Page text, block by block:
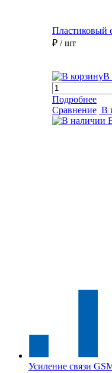
Пластиковый
₽ / шт
В
Подробнее
Сравнение В
Усиление связи